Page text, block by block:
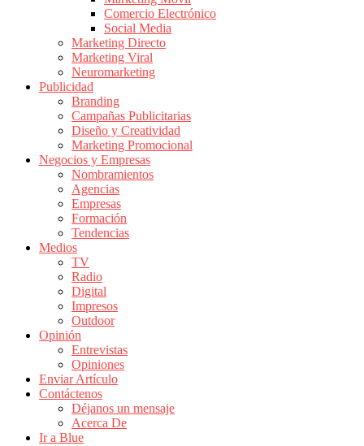
Publicidad
Colombia
Magazine
Publicidad
Marketing
Noticias
Actualidad
Mercadeo
Colombia
Revistas
Actualidad
Colombia
Comercio Electrónico
Social Media
Marketing Directo
Marketing Viral
Neuromarketing
Publicidad
Branding
Campañas Publicitarias
Diseño y Creatividad
Marketing Promocional
Negocios y Empresas
Nombramientos
Agencias
Empresas
Formación
Tendencias
Medios
TV
Radio
Digital
Impresos
Outdoor
Opinión
Entrevistas
Opiniones
Enviar Artículo
Contáctenos
Déjanos un mensaje
Acerca De
Ir a Blue